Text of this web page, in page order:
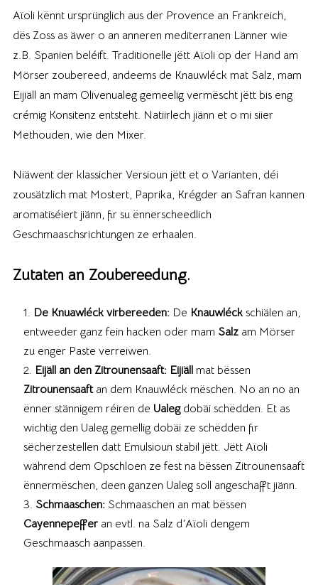
Aïoli kënnt ursprünglich aus der Provence an Frankreich,
dës Zoss as äwer o an anneren mediterranen Länner wie
z.B. Spanien beléift. Traditionelle jëtt Aïoli op der Hand am
Mörser zoubereed, andeems de Knauwléck mat Salz, mam
Eijiäll an mam Olivenualeg gemeelig vermëscht jëtt bis eng
crémig Konsitenz entsteht. Natiirlech jiänn et o mi siier
Methouden, wie den Mixer.
Niäwent der klassicher Versioun jëtt et o Varianten, déi
zousätzlich mat Mostert, Paprika, Krégder an Safran kannen
aromatiséiert jiänn, fir su ënnerscheedlich
Geschmaaschsrichtungen ze erhaalen.
Zutaten an Zoubereedung.
De Knuawléck virbereeden:De Knauwléckschiälen an,
entweeder ganz fein hacken oder mam Salzam Mörser
zu enger Paste verreiwen.
Eijäll an den Zitrounensaaft: Eijiällmat bëssen
Zitrounensaaftan dem Knauwléck mëschen. No an no an
ënner stännigem réiren de Ualegdobäi schëdden. Et as
wichtig den Ualeg gemellig dobäi ze schëdden fir
sëcherzestellen datt Emulsioun stabil jëtt. Jëtt Aïoli
während dem Opschloen ze fest na bëssen Zitrounensaaft
ënnermëschen, deen ganzen Ualeg soll angeschafft jiänn.
Schmaaschen:Schmaaschen an mat bëssen
Cayennepefferan evtl. na Salz d’Aïoli dengem
Geschmaasch aanpassen.